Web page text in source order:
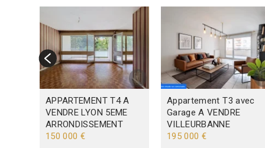
APPARTEMENT T4 A
VENDRE LYON 5EME
ARRONDISSEMENT
150 000 €
Appartement T3 avec
Garage A VENDRE
VILLEURBANNE
195 000 €